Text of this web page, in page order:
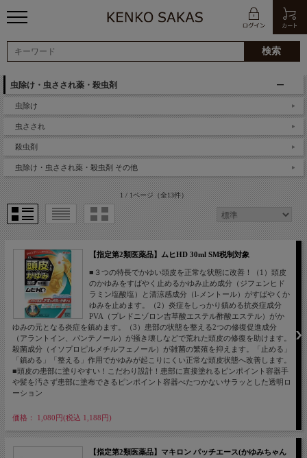
虫除け・虫さされ薬・殺虫剤
虫除け
虫さされ
殺虫剤
虫除け・虫さされ薬・殺虫剤 その他
1 / 1ページ（全13件）
【指定第2類医薬品】ムヒHD 30ml SM税制対象
■３つの特長でかゆい頭皮を正常な状態に改善！（1）頭皮
のかゆみをすばやく止めるかゆみ止め成分（ジフェンヒド
ラミン塩酸塩）と清涼感成分（l-メントール）がすばやくか
ゆみを止めます。（2）炎症をしっかり鎮める抗炎症成分
PVA（プレドニゾロン吉草酸エステル酢酸エステル）がか
ゆみの元となる炎症を鎮めます。（3）患部の状態を整える2つの修復促進成分
（アラントイン、パンテノール）が掻き壊しなどで荒れた頭皮の修復を助けます。
殺菌成分（イソプロピルメチルフェノール）が雑菌の繁殖を抑えます。「止める」
「鎮める」「整える」作用でかゆみが起こりにくい正常な頭皮状態へ改善します。
■頭皮の患部に塗りやすい！こだわり設計！患部に直接塗れるピンポイント容器手
や髪を汚さず患部に塗布できるピンポイント容器べたつかないサラッとした透明ロ
ーション
価格： 1,080円(税込 1,188円)
【指定第2類医薬品】マキロン パッチエース(かゆみちゃん